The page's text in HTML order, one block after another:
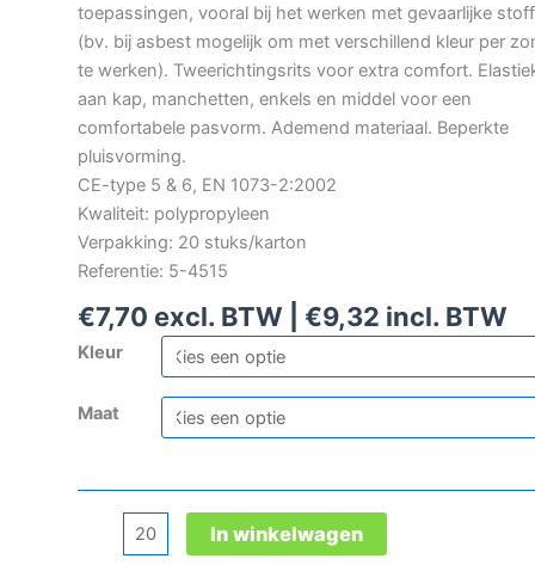
toepassingen, vooral bij het werken met gevaarlijke
(bv. bij asbest mogelijk om met verschillend kleur per
te werken). Tweerichtingsrits voor extra comfort.
aan kap, manchetten, enkels en middel voor een
comfortabele pasvorm. Ademend materiaal. Beperkte
pluisvorming.
CE-type 5 & 6, EN 1073-2:2002
Kwaliteit: polypropyleen
Verpakking: 20 stuks/karton
Referentie: 5-4515
€7,70 excl. BTW | €9,32 incl. BTW
Kleur
Maat
In winkelwagen